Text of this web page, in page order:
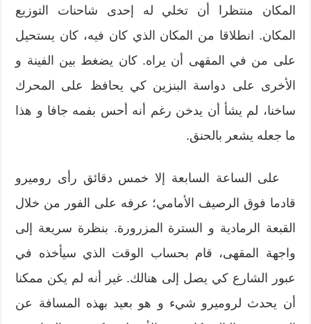
المكان منتظرا أن تخلي له إحدى شاحنات التوزيع
المكان. انطلاقا من المكان الذي كان فيه، كان يستحيل
على من في المقهى أن يراه. كان يضغط بين الفينة و
الأخرى على دواسة البنزين كي يحافظ على المحرك
ساخنا، لم يشأ أن يدخن رغم أنه أحس بفمه جافا و هذا
ما جعله يشعر بالحنق.
على الساعة السابعة إلا خمس دقائق رأى روميرو
قادما فوق الرصيف الأمامي؛ عرفه على الفور من خلال
القبعة الرمادية و السترة المزرورة. بنظرة سريعة إلى
واجهة المقهى، قام بحساب الوقت الذي سيأخذه في
عبور الشارع كي يصل إلى هنالك. غير أنه لم يكن ممكنا
أن يحدث لروميرو شيء و هو بعيد بهذه المسافة عن